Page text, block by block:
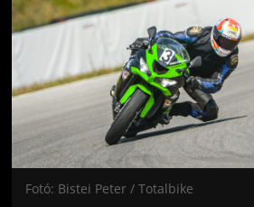
Jön még kép!
Fotó: Bistei Peter / Totalbike